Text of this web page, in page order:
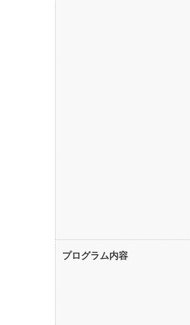
プログラム内容